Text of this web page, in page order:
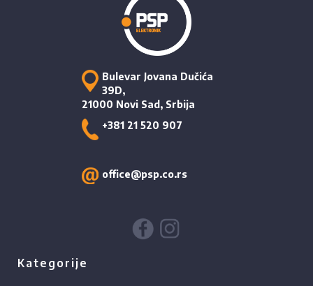
Bulevar Jovana Dučića
39D,
21000 Novi Sad, Srbija
+381 21 520 907
office@psp.co.rs
Kategorije